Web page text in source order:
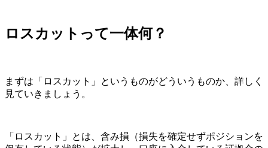
ロスカットって一体何？
まずは 「ロスカット」というものがどういうものか 、詳しく
見ていきましょう。
「ロスカット」とは、含み損（損失を確定せずポジションを